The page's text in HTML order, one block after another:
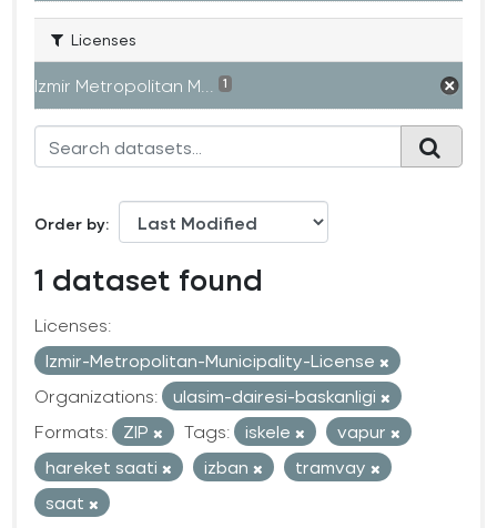
Licenses
Izmir Metropolitan M... 1
Order by
1 dataset found
Licenses:
Izmir-Metropolitan-Municipality-License
Organizations:
ulasim-dairesi-baskanligi
Formats:
ZIP Tags: iskele
vapur
hareket saati
izban
tramvay
saat